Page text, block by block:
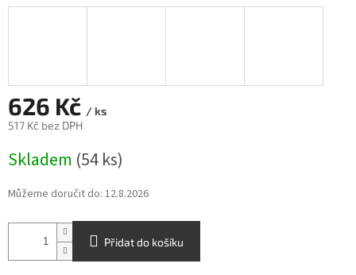
626 Kč / ks
517 Kč bez DPH
cena:
Skladem (54 ks)
Můžeme doručit do: 12.8.2026
Přidat do košíku